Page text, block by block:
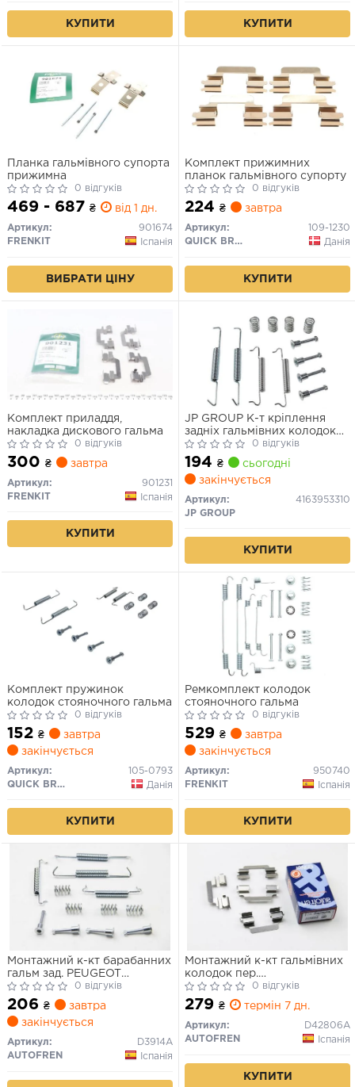
КУПИТИ КУПИТИ
Планка гальмівного супорта
прижимна
0 відгуків
469 - 687 ₴ від 1 дн.
Артикул:
901674
FRENKIT
Іспанія
ВИБРАТИ ЦІНУ
Комплект прижимних
планок гальмівного супорту
0 відгуків
224 ₴ завтра
Артикул:
109-1230
QUICK BRAKE
Данія
КУПИТИ
Комплект приладдя,
накладка дискового гальма
0 відгуків
300 ₴ завтра
Артикул:
901231
FRENKIT
Іспанія
КУПИТИ
JP GROUP К-т кріплення
задніх гальмівних колодок
CITROEN Evasion, FIAT
Ulytsse
0 відгуків
194 ₴
сьогодні
закінчується
Артикул:
4163953310
JP GROUP
КУПИТИ
Комплект пружинок
колодок стояночного гальма
0 відгуків
152 ₴
завтра
закінчується
Артикул:
105-0793
QUICK BRAKE
Данія
КУПИТИ
Ремкомплект колодок
стояночного гальма
0 відгуків
529 ₴
завтра
закінчується
Артикул:
950740
FRENKIT
Іспанія
КУПИТИ
Монтажний к-кт барабанних
гальм зад. PEUGEOT
406/607 95-11 185х30
0 відгуків
206 ₴
завтра
закінчується
Артикул:
D3914A
AUTOFREN
Іспанія
Монтажний к-кт гальмівних
колодок пер.
JUMPY/SCUDO/EXPERT 95-
06
0 відгуків
279 ₴ термін 7 дн.
Артикул:
D42806A
AUTOFREN
Іспанія
КУПИТИ